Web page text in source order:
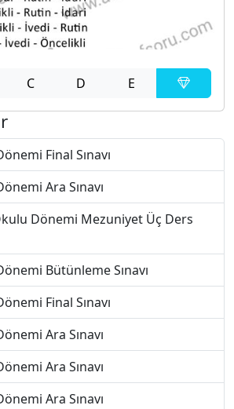
C D E
Final Sınavı
Ara Sınavı
Dönemi Mezuniyet Üç Ders
Bütünleme Sınavı
Final Sınavı
Ara Sınavı
Ara Sınavı
Ara Sınavı